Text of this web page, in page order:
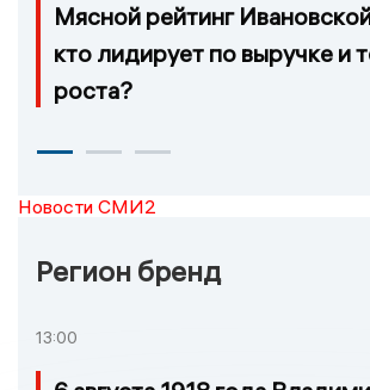
Мясной рейтинг
кто лидирует по выручке и
роста?
Новости СМИ2
Регион бренд
13:00